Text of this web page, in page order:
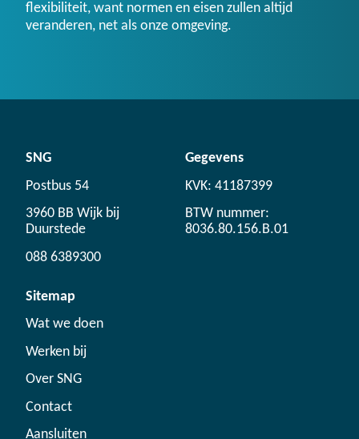
flexibiliteit, want normen en eisen zullen altijd
veranderen, net als onze omgeving.
SNG
Postbus 54
3960 BB Wijk bij
Duurstede
088 6389300
Gegevens
KVK: 41187399
BTW nummer:
8036.80.156.B.01
Sitemap
Wat we doen
Werken bij
Over SNG
Contact
Aansluiten